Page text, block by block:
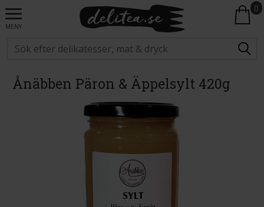
MENY
0
Ånäbben Päron & Äppelsylt 420g